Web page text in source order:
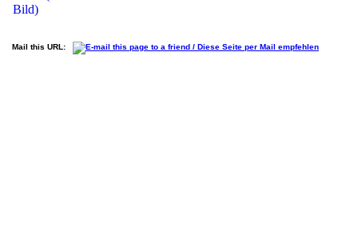
Mail this URL: